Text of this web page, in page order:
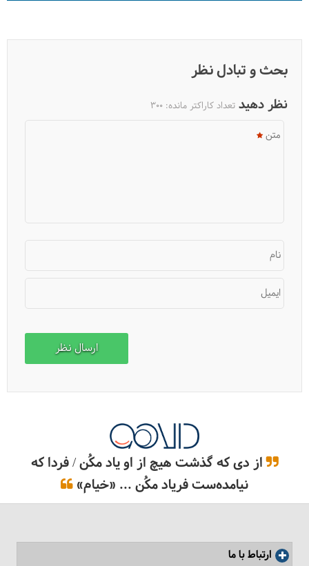
بحث و تبادل نظر
نظر دهید تعداد کاراکتر مانده: 300
متن
نام
ایمیل
از دی که گذشت هیچ از او یاد مکُن / فردا که
نیامده‌ست فریاد مکُن ... «خیام»
ارتباط با ما